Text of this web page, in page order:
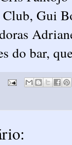
Club, Gui
do bar,